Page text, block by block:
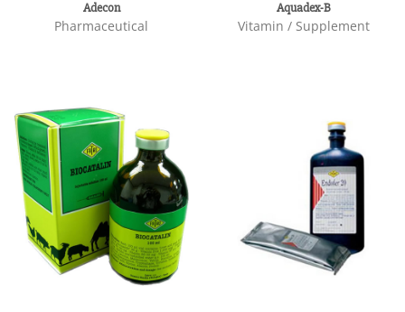
Adecon
Pharmaceutical
Aquadex-B
Vitamin / Supplement